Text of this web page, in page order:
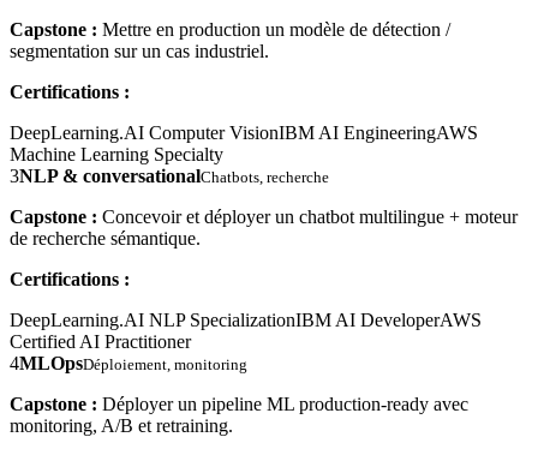
Capstone : Mettre en production un modèle de détection /
segmentation sur un cas industriel.
Certifications :
DeepLearning.AI Computer VisionIBM AI EngineeringAWS
Machine Learning Specialty
3NLP & conversationalChatbots, recherche
Capstone : Concevoir et déployer un chatbot multilingue + moteur
de recherche sémantique.
Certifications :
DeepLearning.AI NLP SpecializationIBM AI DeveloperAWS
Certified AI Practitioner
4MLOpsDéploiement, monitoring
Capstone : Déployer un pipeline ML production-ready avec
monitoring, A/B et retraining.